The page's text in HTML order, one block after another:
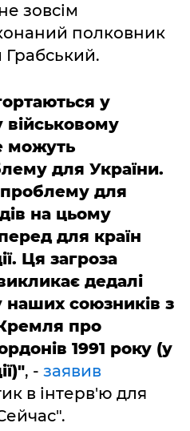
зовсім
полковник
Грабський.
у
військовому
можуть
для України.
для
на цьому
для країн
Ця загроза
дедалі
наших союзників з
про
1991 року (у
, - заявив
в інтерв'ю для